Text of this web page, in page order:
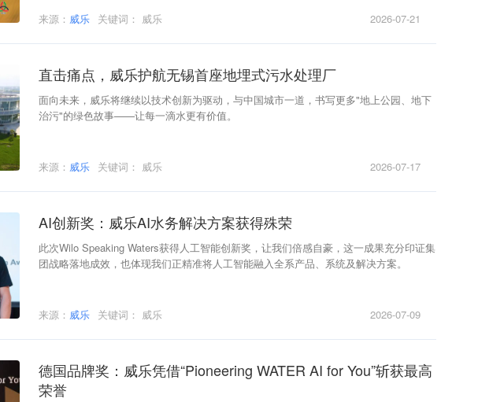
来源： 威乐 关键词： 威乐 2026-07-21
直击痛点，威乐护航无锡首座地埋式污水处理厂
面向未来，威乐将继续以技术创新为驱动，与中国城市一道，书写更多"地上公园、地下
治污"的绿色故事——让每一滴水更有价值。
来源： 威乐 关键词： 威乐 2026-07-17
AI创新奖：威乐AI水务解决方案获得殊荣
此次Wilo Speaking Waters获得人工智能创新奖，让我们倍感自豪，这一成果充分印证集
团战略落地成效，也体现我们正精准将人工智能融入全系产品、系统及解决方案。
来源： 威乐 关键词： 威乐 2026-07-09
德国品牌奖：威乐凭借“Pioneering WATER AI for You”斩获最高
荣誉